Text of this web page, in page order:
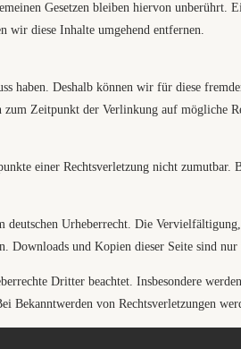
Gesetzen bleiben hiervon unberührt.
wir diese Inhalte umgehend entfernen.
Deshalb können wir für diese
Zeitpunkt der Verlinkung auf mögliche
einer Rechtsverletzung nicht
Urheberrecht. Die
und Kopien dieser Seite sind
Dritter beachtet. Insbesondere
Bekanntwerden von Rechtsverletzungen